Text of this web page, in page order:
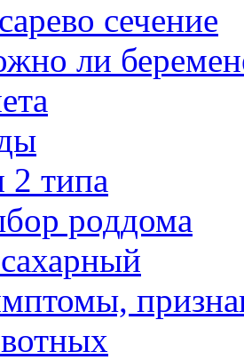
сечение
ли
2 типа
роддома